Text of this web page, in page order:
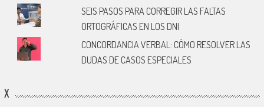
SEIS PASOS PARA CORREGIR LAS FALTAS
ORTOGRÁFICAS EN LOS DNI
CONCORDANCIA VERBAL: CÓMO RESOLVER LAS
DUDAS DE CASOS ESPECIALES
X